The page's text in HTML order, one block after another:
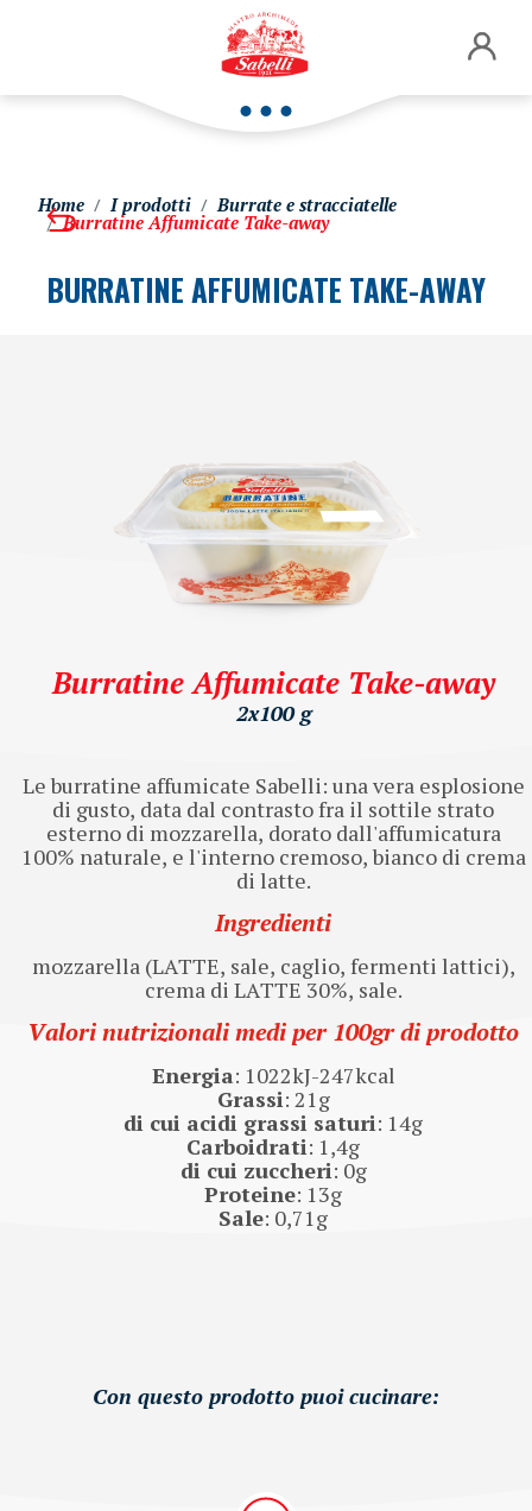
Home I prodotti Burrate e stracciatelle
Burratine Affumicate Take-away
BURRATINE AFFUMICATE TAKE-AWAY
Burratine Affumicate Take-away
2x100 g
Le burratine affumicate Sabelli: una vera esplosione
di gusto, data dal contrasto fra il sottile strato
esterno di mozzarella, dorato dall'affumicatura
100% naturale, e l'interno cremoso, bianco di crema
di latte.
Ingredienti
mozzarella (LATTE, sale, caglio, fermenti lattici),
crema di LATTE 30%, sale.
Valori nutrizionali medi per 100gr di prodotto
Energia: 1022kJ-247kcal
Grassi: 21g
di cui acidi grassi saturi: 14g
Carboidrati: 1,4g
di cui zuccheri: 0g
Proteine: 13g
Sale: 0,71g
Con questo prodotto puoi cucinare: